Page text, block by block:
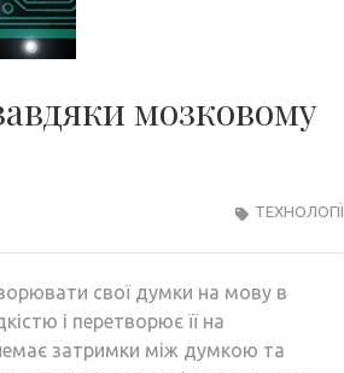
мозковому
ТЕХНОЛОГІЇ
свої думки на мову в
і перетворює її на
затримки між думкою та